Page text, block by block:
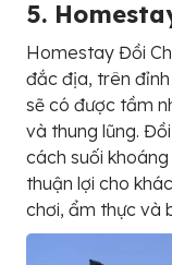
5.
Homestay Đồi
đắc địa, trên
sẽ có được tầm
và thung lũng.
cách suối
thuận lợi cho
chơi, ẩm thực và